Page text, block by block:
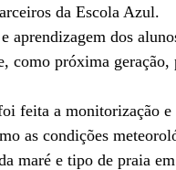
da Escola Azul.
aprendizagem dos
como próxima geração,
feita a monitorização e
as condições
maré e tipo de praia